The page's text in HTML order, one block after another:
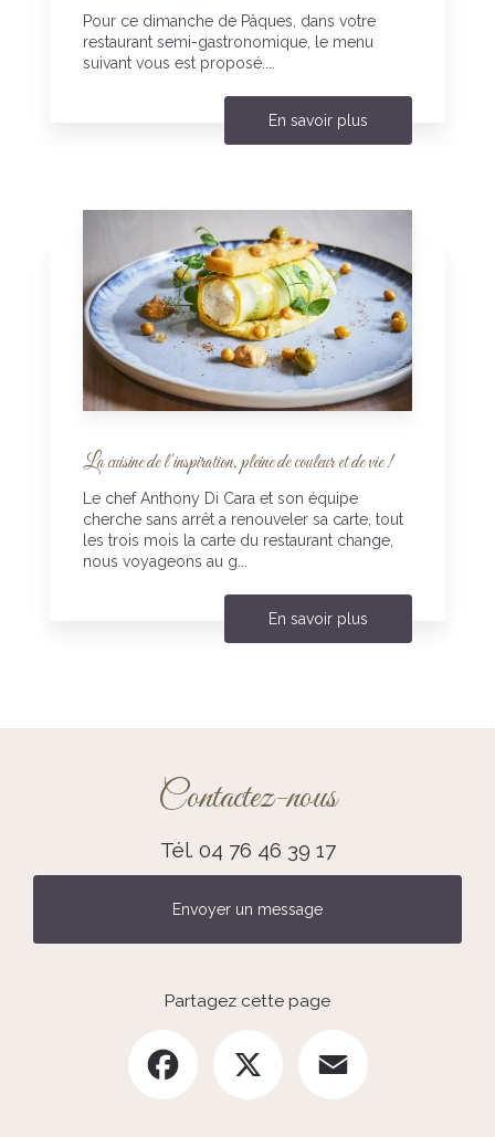
Pour ce dimanche de Pâques, dans votre
restaurant semi-gastronomique, le menu
suivant vous est proposé....
En savoir plus
La cuisine de l'inspiration, pleine de couleur et de vie !
Le chef Anthony Di Cara et son équipe
cherche sans arrêt a renouveler sa carte, tout
les trois mois la carte du restaurant change,
nous voyageons au g...
En savoir plus
Contactez-nous
Tél. 04 76 46 39 17
Envoyer un message
Partagez cette page